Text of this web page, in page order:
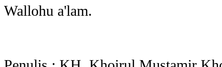
Wallohu a'lam.